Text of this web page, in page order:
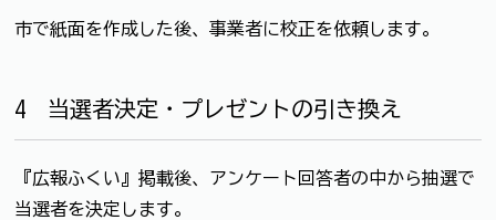
市で紙面を作成した後、事業者に校正を依頼します。
4 当選者決定・プレゼントの引き換え
『広報ふくい』掲載後、アンケート回答者の中から抽選で
当選者を決定します。